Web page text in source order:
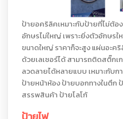
ป้ายอคริลิคเหมาะกับป้ายที่ไม่ต้อ
อักษรไม่ใหญ่ เพราะยิ่งตัวอักษร
ขนาดใหญ่ ราคาก็จะสูง แผ่นอะ
ด้วยเลเซอร์ได้ สามารถติดสติ๊ก
ลวดลายได้หลายแบบ เหมาะกับก
ป้ายหน้าห้อง ป้ายบอกทางในตึก
สรรพสินค้า ป้ายโลโก้